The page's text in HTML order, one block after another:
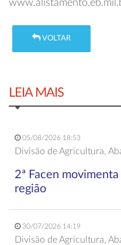
VOLTAR
LEIA MAIS
05/08/2026 18:53
Divisão de Agricultura,
2ª Facen
região
30/07/2026 14:19
Divisão de Agricultura,